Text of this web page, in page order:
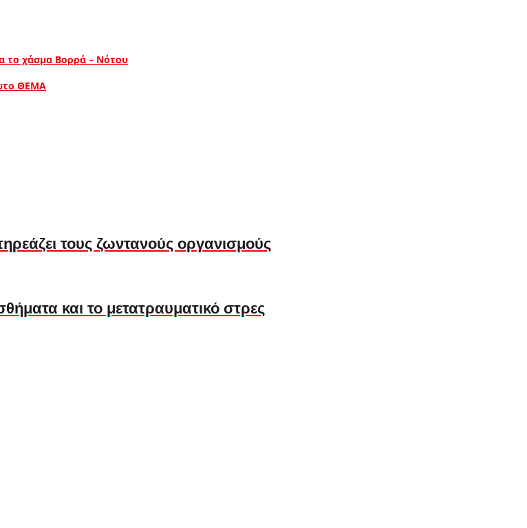
το χάσμα Βορρά – Νότου
ΘΕΜΑ
τους ζωντανούς οργανισμούς
και το μετατραυματικό στρες